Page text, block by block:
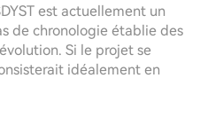
est actuellement un
de chronologie établie des
Si le projet se
idéalement en